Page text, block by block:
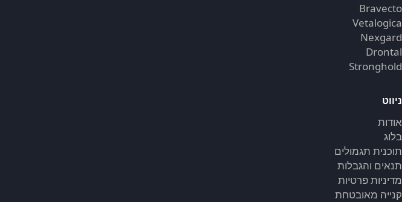
Bravecto
Vetalogica
Nexgard
Drontal
Stronghold
ניווט
אודות
בלוג
תוכנית תגמולים
תנאים והגבלות
מדיניות פרטיות
קנייה מאובטחת